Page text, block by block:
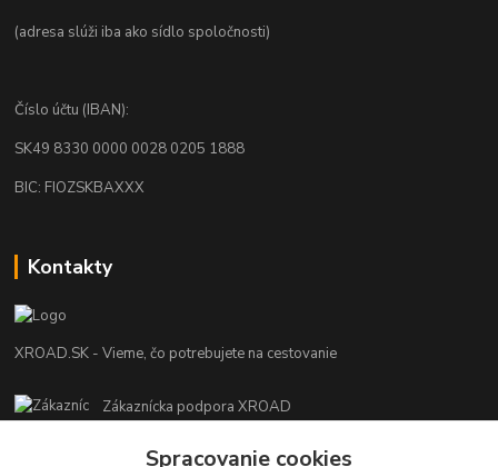
(adresa slúži iba ako sídlo spoločnosti)
Číslo účtu (IBAN):
SK49 8330 0000 0028 0205 1888
BIC: FIOZSKBAXXX
Kontakty
XROAD.SK - Vieme, čo potrebujete na cestovanie
Zákaznícka podpora XROAD
+421 948 013 566
Po-Pi (08:00-16:00), So (11:00-14:00)
Spracovanie cookies